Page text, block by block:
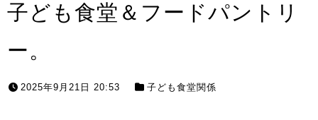
子ども食堂＆フードパントリ
ー。
2025年9月21日 20:53 子ども食堂関係